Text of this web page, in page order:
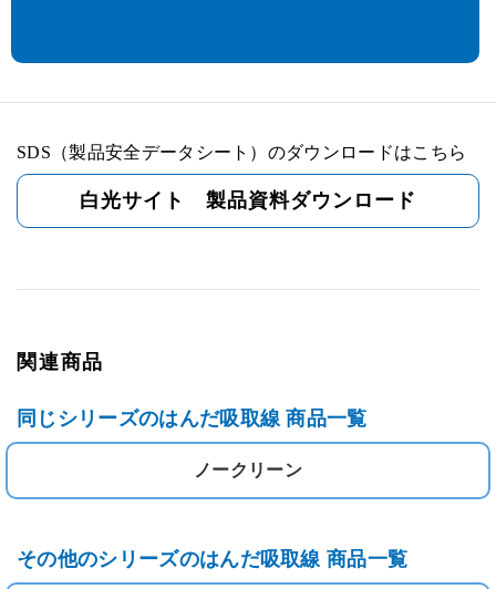
SDS（製品安全データシート）のダウンロードはこちら
白光サイト 製品資料ダウンロード
関連商品
同じシリーズのはんだ吸取線 商品一覧
ノークリーン
その他のシリーズのはんだ吸取線 商品一覧